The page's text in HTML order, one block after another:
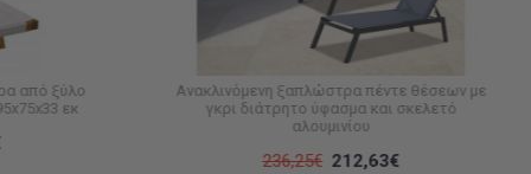
από ξύλο
εκ
Ανακλινόμενη ξαπλώστρα πέντε θέσεων με
γκρι διάτρητο ύφασμα και σκελετό
αλουμινίου
236,25€ 212,63€